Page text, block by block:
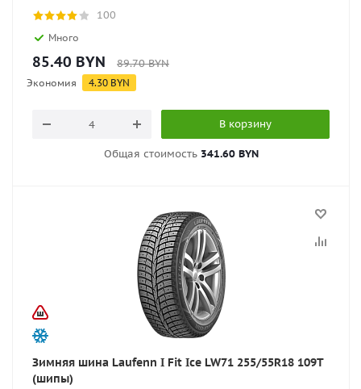
100
Много
85.40 BYN 89.70BYN
Экономия 4.30 BYN
В корзину
Общая стоимость 341.60 BYN
Зимняя шина Laufenn I Fit Ice LW71 255/55R18 109T
(шипы)